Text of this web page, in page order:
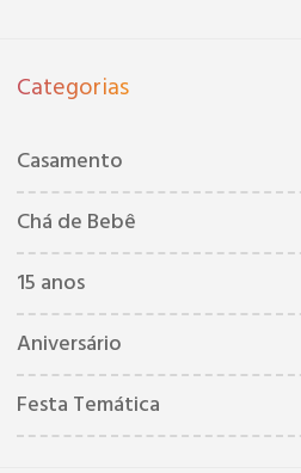
Categorias
Casamento
Chá de Bebê
15 anos
Aniversário
Festa Temática